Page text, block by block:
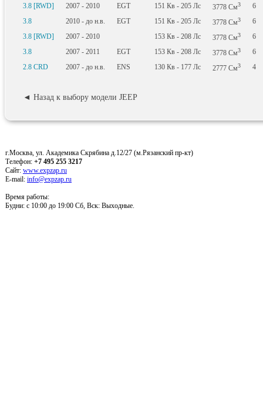
3.8 [RWD]
2007 - 2010 EGT 151 Кв - 205 Лс 3778 См3
6
3.8
2010 - до н.в. EGT 151 Кв - 205 Лс 3778 См3
6
3.8 [RWD]
2007 - 2010 153 Кв - 208 Лс 3778 См3
6
3.8
2007 - 2011 EGT 153 Кв - 208 Лс 3778 См3
6
2.8 CRD
2007 - до н.в. ENS 130 Кв - 177 Лс 2777 См3 4
◄ Назад к выбору модели JEEP
г.Москва, ул. Академика Скрябина д.12/27 (м.Рязанский пр-кт)
Телефон: +7 495 255 3217
Сайт: www.expzap.ru
E-mail: info@expzap.ru
Время работы:
Будни: c 10:00 до 19:00 Сб, Вск: Выходные.